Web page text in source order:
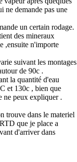
ne demande pas une
un certain rodage.
des mineraux
,ensuite n'importe
suivant les montages
de 90c .
la quantité d'eau
et 130c , bien que
ne peux expliquer .
trouve dans le materiel
que je place a
d'arriver dans